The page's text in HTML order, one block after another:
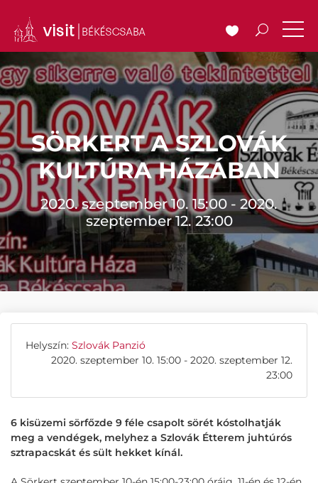
SÖRKERT A SZLOVÁK
KULTÚRA HÁZÁBAN
2020. szeptember 10. 15:00 - 2020.
szeptember 12. 23:00
Helyszín: Szlovák Panzió
2020. szeptember 10. 15:00 - 2020. szeptember 12.
23:00
6 kisüzemi sörfőzde 9 féle csapolt sörét kóstolhatják
meg a vendégek, melyhez a Szlovák Étterem juhtúrós
sztrapacskát és sült hekket kínál.